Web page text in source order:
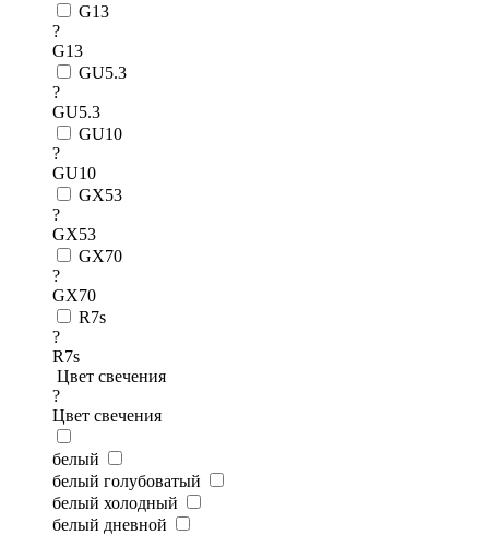
G13
?
G13
GU5.3
?
GU5.3
GU10
?
GU10
GX53
?
GX53
GX70
?
GX70
R7s
?
R7s
Цвет свечения
?
Цвет свечения
белый
белый голубоватый
белый холодный
белый дневной